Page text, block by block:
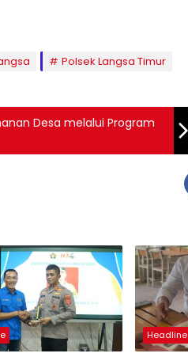
Polsek Langsa Timur
Desa melalui Program
Headline